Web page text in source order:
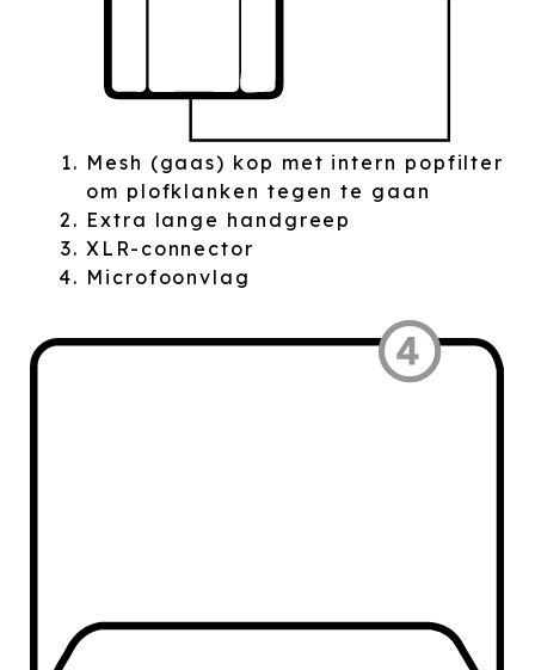
Mesh (gaas) kop met intern popfilter
om plofklanken tegen te gaan
Extra lange handgreep
XLR-connector
Microfoonvlag